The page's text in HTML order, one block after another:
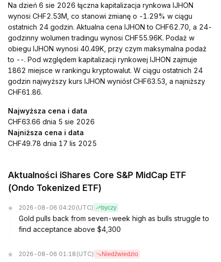
Na dzień 6 sie 2026 łączna kapitalizacja rynkowa IJHON
wynosi CHF2.53M, co stanowi zmianę o -1.29% w ciągu
ostatnich 24 godzin. Aktualna cena IJHON to CHF62.70, a 24-
godzinny wolumen tradingu wynosi CHF55.96K. Podaż w
obiegu IJHON wynosi 40.49K, przy czym maksymalna podaż
to --. Pod względem kapitalizacji rynkowej IJHON zajmuje
1862 miejsce w rankingu kryptowalut. W ciągu ostatnich 24
godzin najwyższy kurs IJHON wyniósł CHF63.53, a najniższy
CHF61.86.
Najwyższa cena i data
CHF63.66 dnia 5 sie 2026
Najniższa cena i data
CHF49.78 dnia 17 lis 2025
Aktualności iShares Core S&P MidCap ETF
(Ondo Tokenized ETF)
2026-08-06 04:20 (UTC) byczy
Gold pulls back from seven-week high as bulls struggle to
find acceptance above $4,300
2026-08-06 01:18 (UTC) Niedźwiedzio